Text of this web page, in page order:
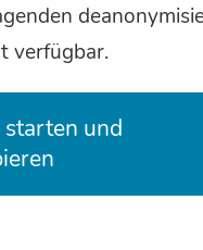
verfügbar.
und